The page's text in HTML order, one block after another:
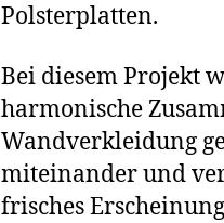
Polsterplatten.
Bei diesem Projekt
harmonische
Wandverkleidung
miteinander und
frisches